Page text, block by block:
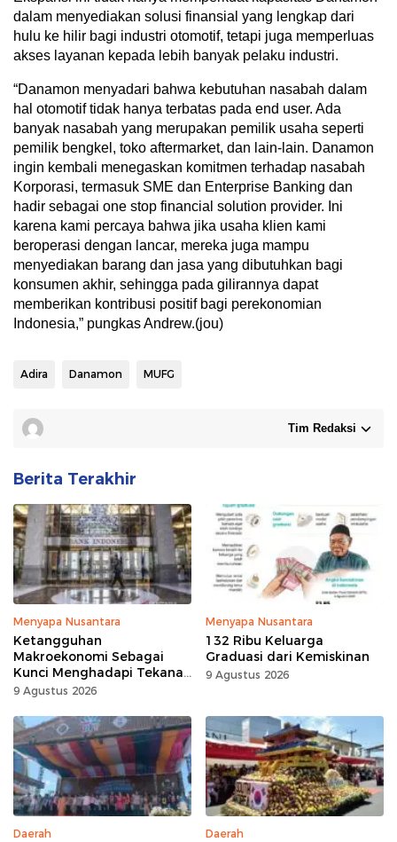
dalam menyediakan solusi finansial yang lengkap dari
hulu ke hilir bagi industri otomotif, tetapi juga memperluas
akses layanan kepada lebih banyak pelaku industri.
“Danamon menyadari bahwa kebutuhan nasabah dalam
hal otomotif tidak hanya terbatas pada end user. Ada
banyak nasabah yang merupakan pemilik usaha seperti
pemilik bengkel, toko aftermarket, dan lain-lain. Danamon
ingin kembali menegaskan komitmen terhadap nasabah
Korporasi, termasuk SME dan Enterprise Banking dan
hadir sebagai one stop financial solution provider. Ini
karena kami percaya bahwa jika usaha klien kami
beroperasi dengan lancar, mereka juga mampu
menyediakan barang dan jasa yang dibutuhkan bagi
konsumen akhir, sehingga pada gilirannya dapat
memberikan kontribusi positif bagi perekonomian
Indonesia,” pungkas Andrew.(jou)
Adira Danamon MUFG
Tim Redaksi
Berita Terakhir
Menyapa Nusantara
Ketangguhan
Makroekonomi Sebagai
Kunci Menghadapi Tekanan
Daya Beli
9 Agustus 2026
Menyapa Nusantara
132 Ribu Keluarga
Graduasi dari Kemiskinan
9 Agustus 2026
Daerah Daerah